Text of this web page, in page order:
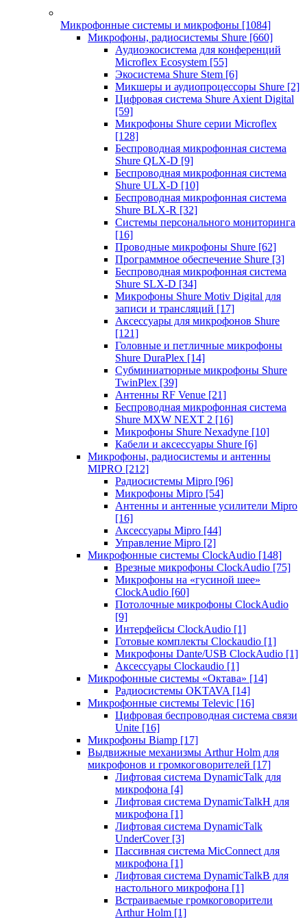
Микрофонные системы и микрофоны [1084]
Микрофоны, радиосистемы Shure [660]
Аудиоэкосистема для конференций
Microflex Ecosystem [55]
Экосистема Shure Stem [6]
Микшеры и аудиопроцессоры Shure [2]
Цифровая система Shure Axient Digital
[59]
Микрофоны Shure серии Microflex
[128]
Беспроводная микрофонная система
Shure QLX-D [9]
Беспроводная микрофонная система
Shure ULX-D [10]
Беспроводная микрофонная система
Shure BLX-R [32]
Системы персонального мониторинга
[16]
Проводные микрофоны Shure [62]
Программное обеспечение Shure [3]
Беспроводная микрофонная система
Shure SLX-D [34]
Микрофоны Shure Motiv Digital для
записи и трансляций [17]
Аксессуары для микрофонов Shure
[121]
Головные и петличные микрофоны
Shure DuraPlex [14]
Субминиатюрные микрофоны Shure
TwinPlex [39]
Антенны RF Venue [21]
Беспроводная микрофонная система
Shure MXW NEXT 2 [16]
Микрофоны Shure Nexadyne [10]
Кабели и аксессуары Shure [6]
Микрофоны, радиосистемы и антенны
MIPRO [212]
Радиосистемы Mipro [96]
Микрофоны Mipro [54]
Антенны и антенные усилители Mipro
[16]
Аксессуары Mipro [44]
Управление Mipro [2]
Микрофонные системы ClockAudio [148]
Врезные микрофоны ClockAudio [75]
Микрофоны на «гусиной шее»
ClockAudio [60]
Потолочные микрофоны ClockAudio
[9]
Интерфейсы ClockAudio [1]
Готовые комплекты Clockaudio [1]
Микрофоны Dante/USB ClockAudio [1]
Аксессуары Clockaudio [1]
Микрофонные системы «Октава» [14]
Радиосистемы OKTAVA [14]
Микрофонные системы Televic [16]
Цифровая беспроводная система связи
Unite [16]
Микрофоны Biamp [17]
Выдвижные механизмы Arthur Holm для
микрофонов и громкоговорителей [17]
Лифтовая система DynamicTalk для
микрофона [4]
Лифтовая система DynamicTalkH для
микрофона [1]
Лифтовая система DynamicTalk
UnderCover [3]
Пассивная система MicConnect для
микрофона [1]
Лифтовая система DynamicTalkB для
настольного микрофона [1]
Встраиваемые громкоговорители
Arthur Holm [1]